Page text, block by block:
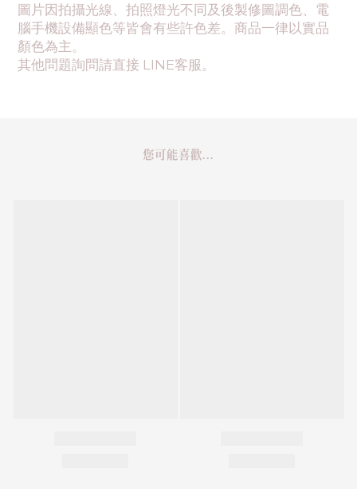
圖片因拍攝光線、拍照燈光不同及後製修圖調色、電
腦手機設備顯色等皆會有些許色差。商品一律以實品
顏色為主。
其他問題詢問請直接 LINE客服。
您可能喜歡...